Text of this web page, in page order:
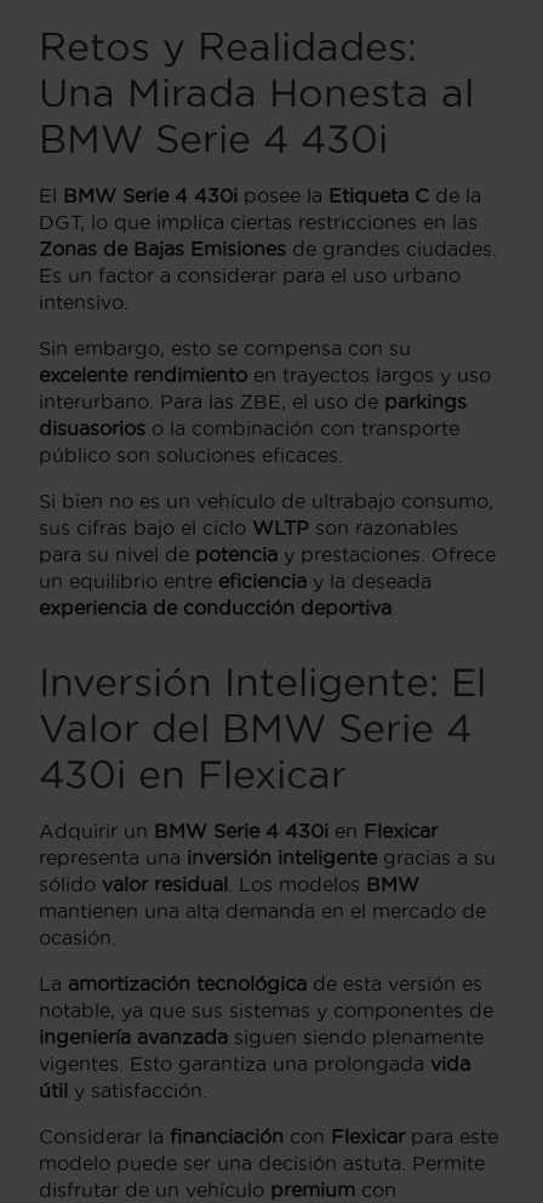
Retos y Realidades:
Una Mirada Honesta al
BMW Serie 4 430i
El BMW Serie 4 430i posee la Etiqueta C de la
DGT, lo que implica ciertas restricciones en las
Zonas de Bajas Emisiones de grandes ciudades.
Es un factor a considerar para el uso urbano
intensivo.
Sin embargo, esto se compensa con su
excelente rendimiento en trayectos largos y uso
interurbano. Para las ZBE, el uso de parkings
disuasorios o la combinación con transporte
público son soluciones eficaces.
Si bien no es un vehículo de ultrabajo consumo,
sus cifras bajo el ciclo WLTP son razonables
para su nivel de potencia y prestaciones. Ofrece
un equilibrio entre eficiencia y la deseada
experiencia de conducción deportiva
Inversión Inteligente: El
Valor del BMW Serie 4
430i en Flexicar
Adquirir un BMW Serie 4 430i en Flexicar
representa una inversión inteligente gracias a su
sólido valor residual . Los modelos BMW
mantienen una alta demanda en el mercado de
ocasión.
La amortización tecnológica de esta versión es
notable, ya que sus sistemas y componentes de
ingeniería avanzada siguen siendo plenamente
vigentes. Esto garantiza una prolongada vida
útil y satisfacción.
Considerar la financiación con Flexicarpara este
modelo puede ser una decisión astuta. Permite
disfrutar de un vehículo premium con